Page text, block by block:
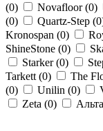
(0) Novafloor (0)
(0) Quartz-Step (0
Kronospan (0)
ShineStone (0)
Starker (0)
Tarkett (0) The
(0) Unilin (0)
Zeta (0)